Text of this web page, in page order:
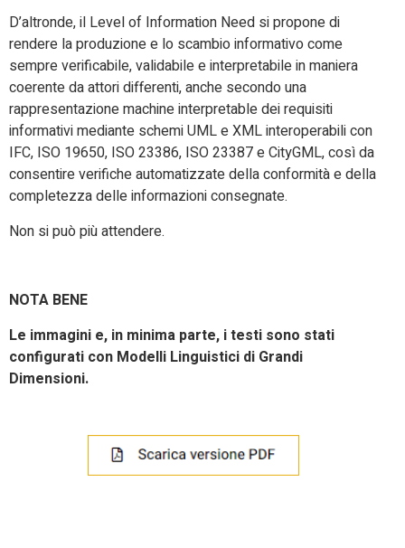
D’altronde, il Level of Information Need si propone di
rendere la produzione e lo scambio informativo come
sempre verificabile, validabile e interpretabile in maniera
coerente da attori differenti, anche secondo una
rappresentazione machine interpretable dei requisiti
informativi mediante schemi UML e XML interoperabili con
IFC, ISO 19650, ISO 23386, ISO 23387 e CityGML, così da
consentire verifiche automatizzate della conformità e della
completezza delle informazioni consegnate.
Non si può più attendere.
NOTA BENE
Le immagini e, in minima parte, i testi sono stati
configurati con Modelli Linguistici di Grandi
Dimensioni.